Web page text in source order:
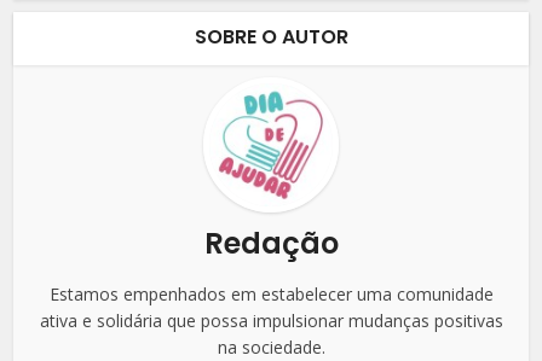
SOBRE O AUTOR
Redação
Estamos empenhados em estabelecer uma comunidade
ativa e solidária que possa impulsionar mudanças positivas
na sociedade.